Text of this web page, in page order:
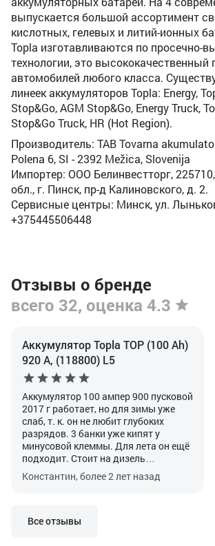
выпускается большой ассортимент
кислотных, гелевых и литий-ионных
Topla изготавливаются по просечно-
технологии, это высококачественный
автомобилей любого класса.
линеек аккумуляторов Topla: Energy,
Stop&Go, AGM Stop&Go, Energy Truck,
Stop&Go Truck, HR (Hot Region).
Производитель: TAB Tovarna
Polena 6, SI - 2392 Mežica, Slovenija
Импортер: ООО Белинвестторг,
обл., г. Пинск, пр-д Калиновского, д. 2.
Сервисные центры: Минск, ул.
+375445506448
Отзывы о бренде
всего 32, оценка 4.3
Аккумулятор Topla TOP (100 Ah)
920 А, (118800) L5
Аккумулятор 100 ампер 900 пусковой
2017 г работает, но для зимы уже
слаб, т. к. он не любит глубоких
разрядов. 3 банки уже кипят у
минусовой клеммы. Для лета он ещё
подходит. Стоит на дизель
автомобиль Мерседес спринтер
2001г. Гарантия была, когда
зарядку домашнюю, чтоб работал на
Константин, более 2 лет назад
Все отзывы